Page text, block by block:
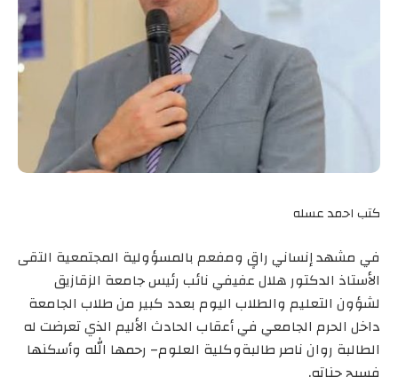
كتب احمد عسله
في مشهد إنساني راقٍ ومفعم بالمسؤولية المجتمعية التقى
الأستاذ الدكتور هلال عفيفي نائب رئيس جامعة الزقازيق
لشؤون التعليم والطلاب اليوم بعدد كبير من طلاب الجامعة
داخل الحرم الجامعي في أعقاب الحادث الأليم الذي تعرضت له
الطالبة روان ناصر طالبةوكلية العلوم– رحمها الله وأسكنها